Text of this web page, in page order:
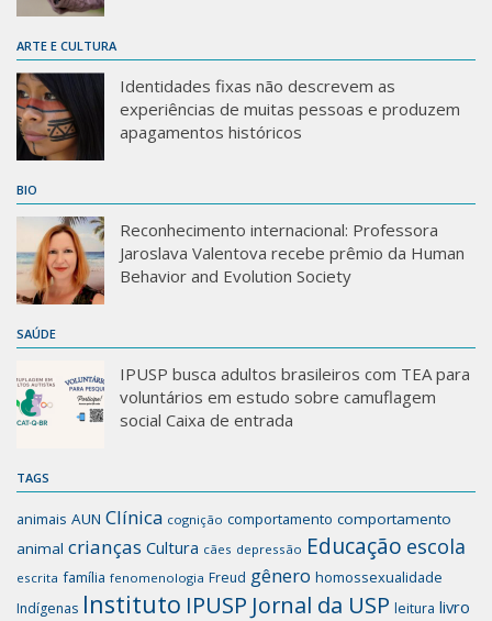
ARTE E CULTURA
Identidades fixas não descrevem as
experiências de muitas pessoas e produzem
apagamentos históricos
BIO
Reconhecimento internacional: Professora
Jaroslava Valentova recebe prêmio da Human
Behavior and Evolution Society
SAÚDE
IPUSP busca adultos brasileiros com TEA para
voluntários em estudo sobre camuflagem
social Caixa de entrada
TAGS
animais AUN Clínica cognição comportamento comportamento
animal crianças Cultura cães depressão Educação escola
escrita família fenomenologia Freud gênero homossexualidade
Indígenas Instituto IPUSP Jornal da USP leitura livro